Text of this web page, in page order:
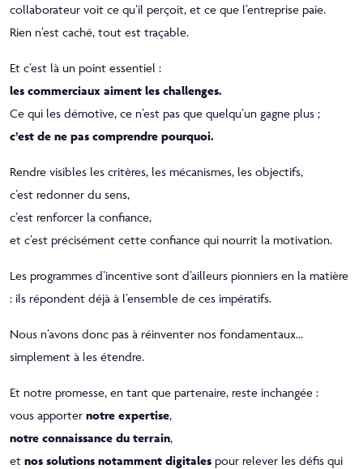
collaborateur voit ce qu’il perçoit, et ce que l’entreprise paie.
Rien n’est caché, tout est traçable.
Et c’est là un point essentiel :
les commerciaux aiment les challenges.
Ce qui les démotive, ce n’est pas que quelqu’un gagne plus ;
c’est de ne pas comprendre pourquoi.
Rendre visibles les critères, les mécanismes, les objectifs,
c’est redonner du sens,
c’est renforcer la confiance,
et c’est précisément cette confiance qui nourrit la motivation.
Les programmes d’incentive sont d’ailleurs pionniers en la matière
: ils répondent déjà à l’ensemble de ces impératifs.
Nous n’avons donc pas à réinventer nos fondamentaux…
simplement à les étendre.
Et notre promesse, en tant que partenaire, reste inchangée :
vous apporter notre expertise,
notre connaissance du terrain,
et nos solutions notamment digitales pour relever les défis qui